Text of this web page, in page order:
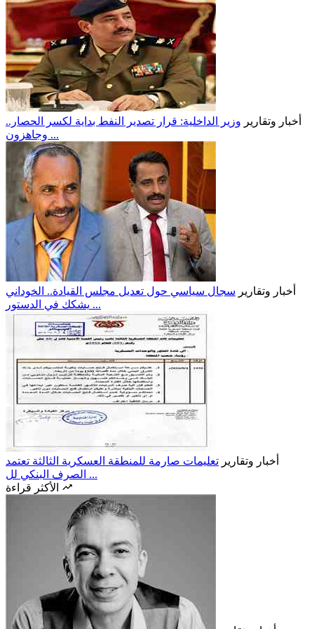
أخبار وتقارير وزير الداخلية: قرار تصدير النفط بداية لكسر الحصار..
وجاهزون ...
أخبار وتقارير سجال سياسي حول تعديل مجلس القيادة.. الخوداني
يشكك في الدستور ...
أخبار وتقارير تعليمات صارمة للمنطقة العسكرية الثالثة تعتمد
الصرف البنكي لل ...